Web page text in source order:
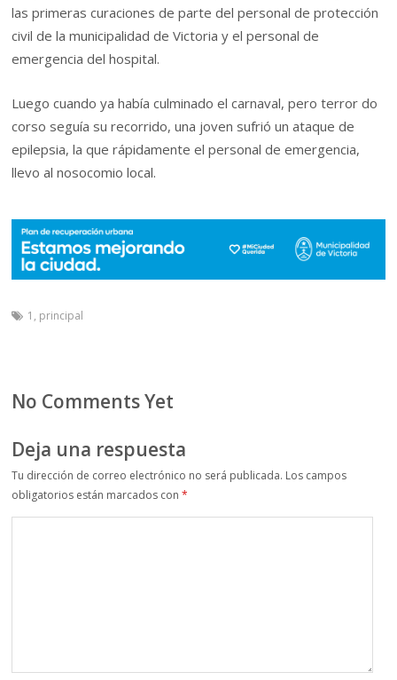
las primeras curaciones de parte del personal de protección
civil de la municipalidad de Victoria y el personal de
emergencia del hospital.
Luego cuando ya había culminado el carnaval, pero terror do
corso seguía su recorrido, una joven sufrió un ataque de
epilepsia, la que rápidamente el personal de emergencia,
llevo al nosocomio local.
1 , principal
No Comments Yet
Deja una respuesta
Tu dirección de correo electrónico no será publicada. Los campos
obligatorios están marcados con*